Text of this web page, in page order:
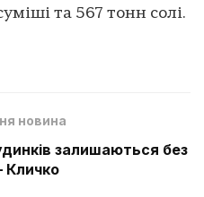
та 567 тонн солі.
новина
залишаються без
Кличко